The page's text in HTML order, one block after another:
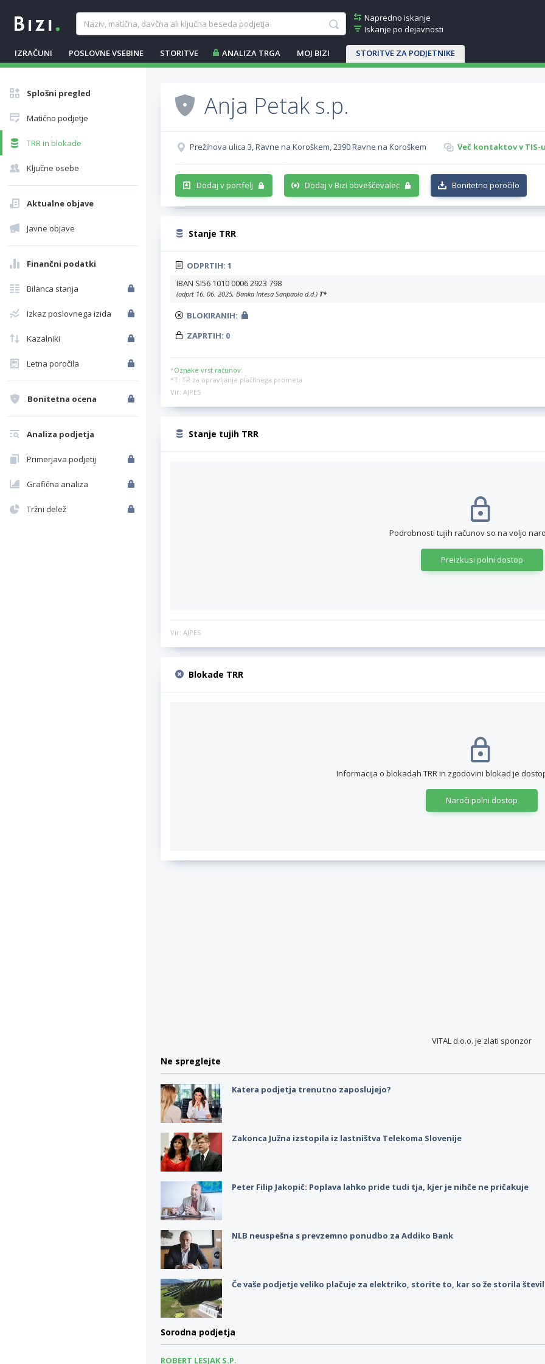
Napredno iskanje
Iskanje po dejavnosti
IZRAČUNI POSLOVNE VSEBINE STORITVE ANALIZA TRGA MOJ BIZI STORITVE ZA PODJETNIKE
Splošni pregled
Matično podjetje
TRR in blokade
Ključne osebe
Aktualne objave
Javne objave
Finančni podatki
Bilanca stanja
Izkaz poslovnega izida
Kazalniki
Letna poročila
Bonitetna ocena
Analiza podjetja
Primerjava podjetij
Grafična analiza
Tržni delež
Anja Petak s.p.
Prežihova ulica 3, Ravne na Koroškem, 2390 Ravne na Koroškem Več kontaktov v TIS-u
Dodaj v portfelj Dodaj v Bizi obveščevalec Bonitetno poročilo
Stanje TRR
ODPRTIH: 1
IBAN SI56 1010 0006 2923 798
(odprt 16. 06. 2025, Banka Intesa Sanpaolo d.d.) T*
BLOKIRANIH:
ZAPRTIH: 0
*Oznake vrst računov:
*T: TR za opravljanje plačilnega prometa
Vir: AJPES
Stanje tujih TRR
Podrobnosti tujih računov so na voljo
Preizkusi polni dostop
Vir: AJPES
Blokade TRR
Informacija o blokadah TRR in zgodovini blokad je
Naroči polni dostop
VITAL d.o.o. je zlati sponzor
Ne spreglejte
Katera podjetja trenutno zaposlujejo?
Zakonca Južna izstopila iz lastništva Telekoma Slovenije
Peter Filip Jakopič: Poplava lahko pride tudi tja, kjer je nihče ne pričakuje
NLB neuspešna s prevzemno ponudbo za Addiko Bank
Če vaše podjetje veliko plačuje za elektriko, storite to, kar so že storila
Sorodna podjetja
ROBERT LESJAK S.P.